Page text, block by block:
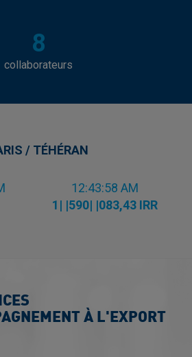
8
collaborateurs
/ TÉHÉRAN
12:43:59 AM
1| |590| |083,43 IRR
À L'EXPORT